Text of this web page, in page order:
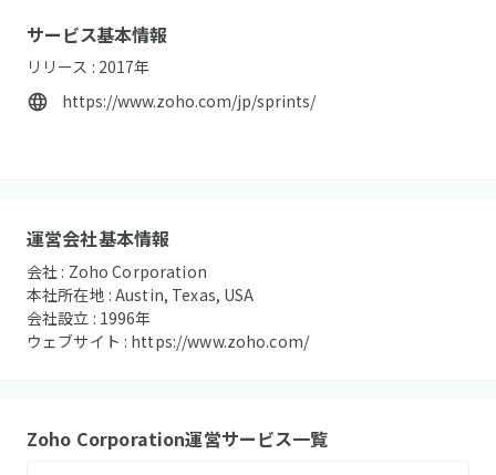
サービス基本情報
リリース : 2017年
https://www.zoho.com/jp/sprints/
運営会社基本情報
会社 : Zoho Corporation
本社所在地 :Austin, Texas, USA
会社設立 : 1996年
ウェブサイト : https://www.zoho.com/
Zoho Corporation運営サービス一覧